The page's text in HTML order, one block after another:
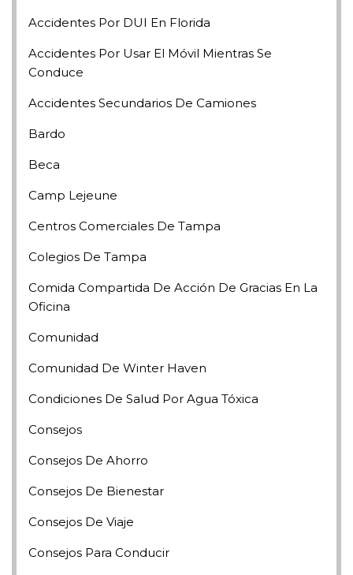
Accidentes Por DUI En Florida
Accidentes Por Usar El Móvil Mientras Se
Conduce
Accidentes Secundarios De Camiones
Bardo
Beca
Camp Lejeune
Centros Comerciales De Tampa
Colegios De Tampa
Comida Compartida De Acción De Gracias En La
Oficina
Comunidad
Comunidad De Winter Haven
Condiciones De Salud Por Agua Tóxica
Consejos
Consejos De Ahorro
Consejos De Bienestar
Consejos De Viaje
Consejos Para Conducir